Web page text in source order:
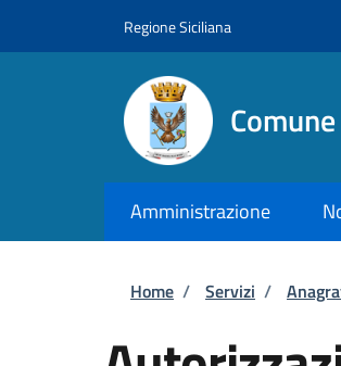
Regione Siciliana
Amministrazione
Briciole di
Home / Servizi /